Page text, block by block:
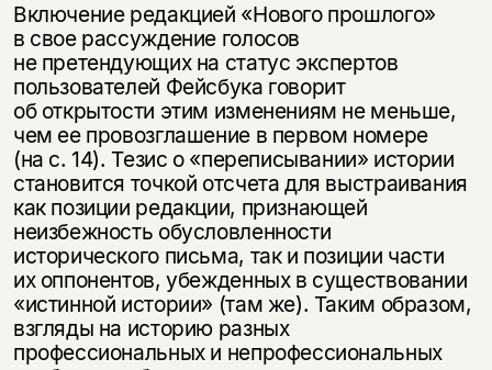
Включение редакцией «Нового прошлого»
в свое рассуждение голосов
не претендующих на статус экспертов
пользователей Фейсбука говорит
об открытости этим изменениям не меньше,
чем ее провозглашение в первом номере
(на с. 14). Тезис о «переписывании» истории
становится точкой отсчета для выстраивания
как позиции редакции, признающей
неизбежность обусловленности
исторического письма, так и позиции части
их оппонентов, убежденных в существовании
«истинной истории» (там же). Таким образом,
взгляды на историю разных
профессиональных и непрофессиональных